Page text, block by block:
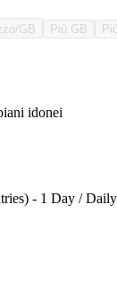
GB Più GB
idonei
- 1 Day /